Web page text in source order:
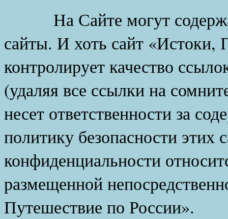
На Сайте могут
сайты. И хоть сайт «Истоки,
контролирует качество
(удаляя все ссылки на
несет ответственности за
политику безопасности
конфиденциальности
размещенной
Путешествие по России».